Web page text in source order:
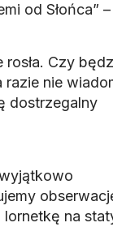
od Słońca” –
Czy
razie nie
dostrzegalny
na